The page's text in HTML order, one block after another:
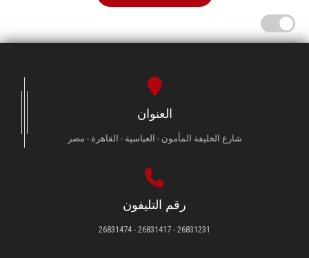
العنوان
شارع الخليفة المأمون - العباسية - القاهرة - مصر
رقم التليفون
26831231 - 26831417 - 26831474